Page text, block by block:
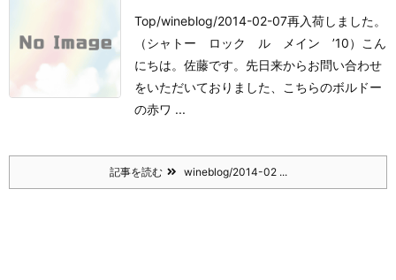
Top/wineblog/2014-02-07再入荷しました。
（シャトー ロック ル メイン ’10） こん
にちは。佐藤です。先日来からお問い合わせ
をいただいておりました、 こちらのボルドー
の赤ワ ...
記事を読む wineblog/2014-02 ...